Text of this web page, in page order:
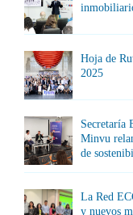
Hoja de
2025
Secretaría
Minvu
de
La Red
y nuevos